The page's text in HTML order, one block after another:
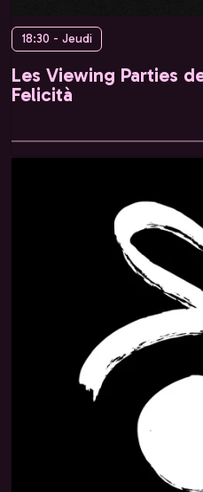
18:30 - Jeudi
Les Viewing Parties
Felicità